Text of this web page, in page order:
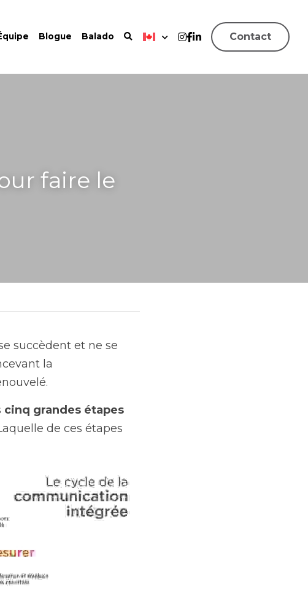
Blogue Balado Contact
faire le
succèdent et ne se
cinq grandes étapes
de ces étapes